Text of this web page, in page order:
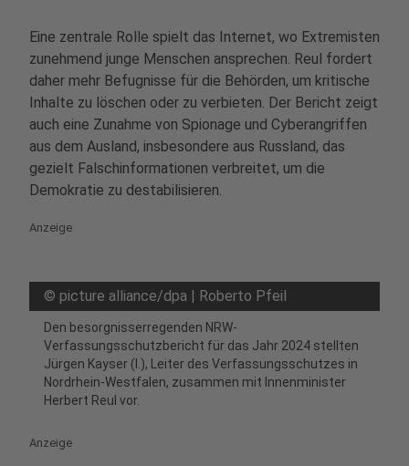
Eine zentrale Rolle spielt das Internet, wo Extremisten
zunehmend junge Menschen ansprechen. Reul fordert
daher mehr Befugnisse für die Behörden, um kritische
Inhalte zu löschen oder zu verbieten. Der Bericht zeigt
auch eine Zunahme von Spionage und Cyberangriffen
aus dem Ausland, insbesondere aus Russland, das
gezielt Falschinformationen verbreitet, um die
Demokratie zu destabilisieren.
Anzeige
© picture alliance/dpa | Roberto Pfeil
Den besorgnisserregenden NRW-
Verfassungsschutzbericht für das Jahr 2024 stellten
Jürgen Kayser (l.), Leiter des Verfassungsschutzes in
Nordrhein-Westfalen, zusammen mit Innenminister
Herbert Reul vor.
Anzeige